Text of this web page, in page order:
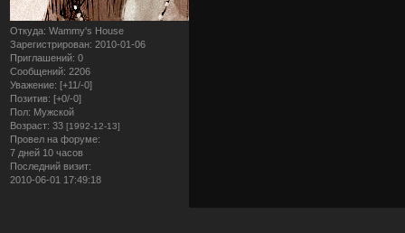
Откуда: Wammy's House
Зарегистрирован: 2010-01-06
Приглашений: 0
Сообщений: 2206
Уважение: [+11/-0]
Позитив: [+0/-0]
Пол: Мужской
Возраст: 33 [1992-12-13]
Провел на форуме:
7 дней 10 часов
Последний визит:
2010-06-01 17:49:18